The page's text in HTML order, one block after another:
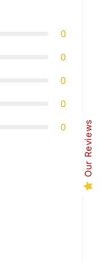
0
0
0
0
0 Our Reviews